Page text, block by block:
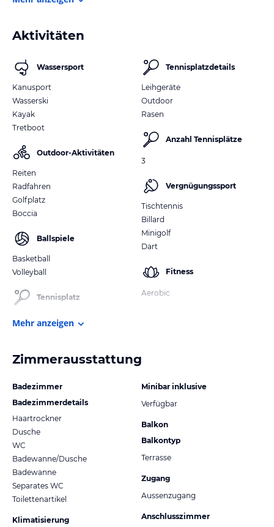
Aktivitäten
Wassersport
Kanusport
Wasserski
Kayak
Tretboot
Outdoor-Aktivitäten
Reiten
Radfahren
Golfplatz
Boccia
Ballspiele
Basketball
Volleyball
Tennisplatz
Tennisplatzdetails
Leihgeräte
Outdoor
Rasen
Anzahl Tennisplätze
3
Vergnügungssport
Tischtennis
Billard
Minigolf
Dart
Fitness
Aerobic
Mehr anzeigen
Zimmerausstattung
Badezimmer
Badezimmerdetails
Haartrockner
Dusche
WC
Badewanne/Dusche
Badewanne
Separates WC
Toilettenartikel
Klimatisierung
Minibar inklusive
Verfügbar
Balkon
Balkontyp
Terrasse
Zugang
Aussenzugang
Anschlusszimmer